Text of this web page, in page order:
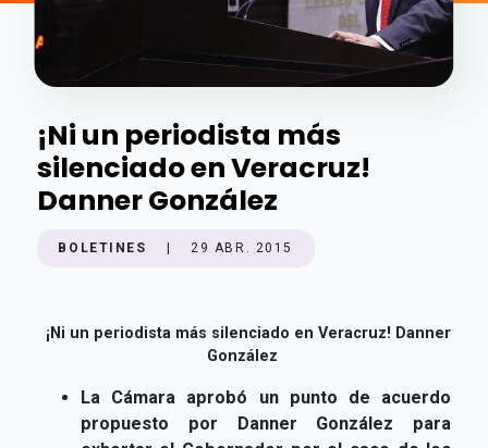
¡Ni un periodista más
silenciado en Veracruz!
Danner González
BOLETINES 29 ABR. 2015
¡Ni un periodista más silenciado en Veracruz! Danner
González
La Cámara aprobó un punto de acuerdo
propuesto por Danner González para